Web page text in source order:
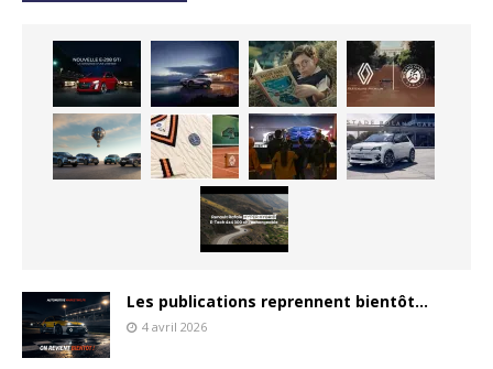
Les publications reprennent bientôt…
4 avril 2026